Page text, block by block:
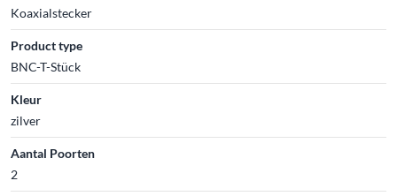
Koaxialstecker
Product type
BNC-T-Stück
Kleur
zilver
Aantal Poorten
2